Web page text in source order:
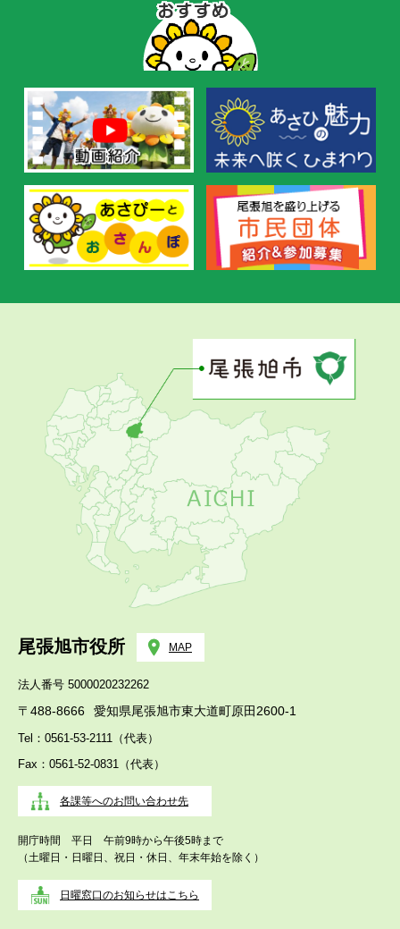
の
お
す
め
尾張旭市役所 MAP
法人番号 5000020232262
〒488-8666 愛知県尾張旭市東大道町原田2600-1
Tel：0561-53-2111（代表）
Fax：0561-52-0831（代表）
各課等へのお問い合わせ先
開庁時間 平日 午前9時から午後5時まで
（土曜日・日曜日、祝日・休日、年末年始を除く）
日曜窓口のお知らせはこちら